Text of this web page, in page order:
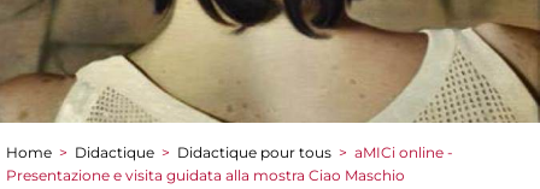
You are here
Home > Didactique > Didactique pour tous > aMICi online -
Presentazione e visita guidata alla mostra Ciao Maschio